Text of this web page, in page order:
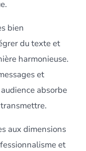
bien
du texte et
harmonieuse.
et
absorbe
aux dimensions
et